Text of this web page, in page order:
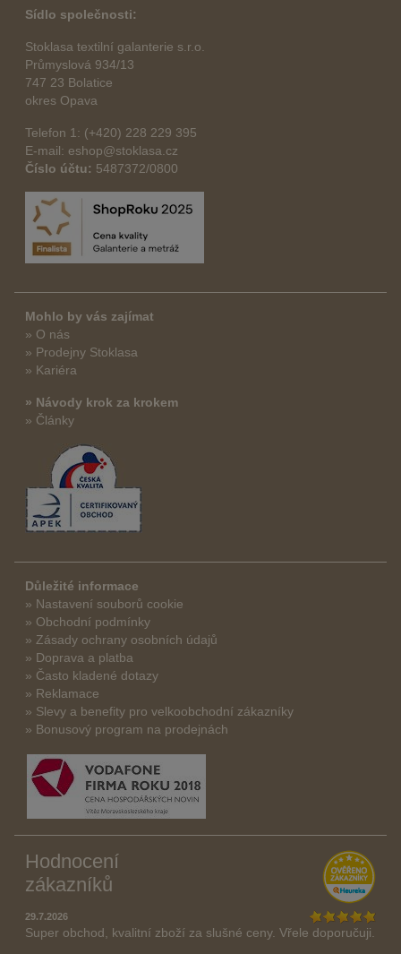
Sídlo společnosti:
Stoklasa textilní galanterie s.r.o.
Průmyslová 934/13
747 23 Bolatice
okres Opava
Telefon 1: (+420) 228 229 395
E-mail: eshop@stoklasa.cz
Číslo účtu: 5487372/0800
Mohlo by vás zajímat
» O nás
» Prodejny Stoklasa
» Kariéra
» Návody krok za krokem
» Články
Důležité informace
» Nastavení souborů cookie
» Obchodní podmínky
» Zásady ochrany osobních údajů
» Doprava a platba
» Často kladené dotazy
» Reklamace
» Slevy a benefity pro velkoobchodní zákazníky
» Bonusový program na prodejnách
Hodnocení
zákazníků
29.7.2026
Super obchod, kvalitní zboží za slušné ceny. Vřele doporučuji.